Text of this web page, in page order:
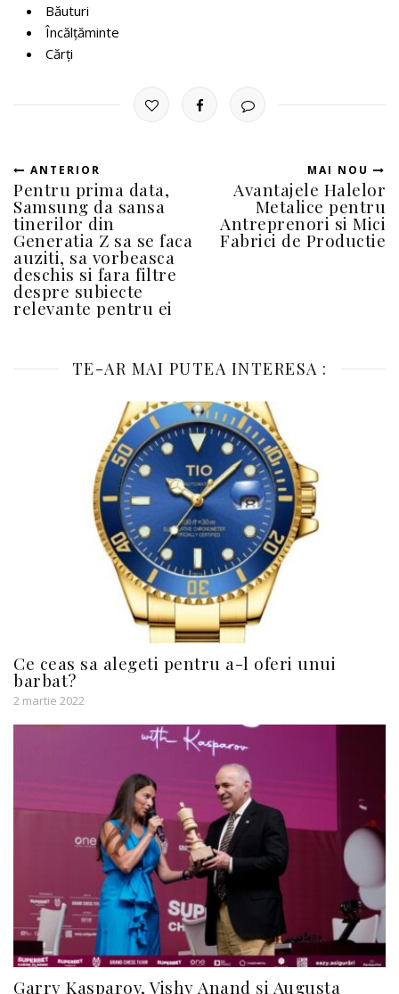
Băuturi
Încălțăminte
Cărți
ANTERIOR
Pentru prima data,
Samsung da sansa
tinerilor din
Generatia Z sa se faca
auziti, sa vorbeasca
deschis si fara filtre
despre subiecte
relevante pentru ei
MAI NOU
Avantajele Halelor
Metalice pentru
Antreprenori si Mici
Fabrici de Productie
TE-AR MAI PUTEA INTERESA :
Ce ceas sa alegeti pentru a-l oferi unui
barbat?
2 martie 2022
Garry Kasparov, Vishy Anand și Augusta